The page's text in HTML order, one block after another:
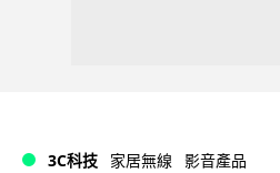
3C科技 家居無線 影音產品